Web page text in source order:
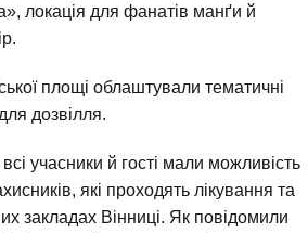
локація для фанатів манґи й
площі облаштували тематичні
дозвілля.
учасники й гості мали можливість
які проходять лікування та
закладах Вінниці. Як повідомили